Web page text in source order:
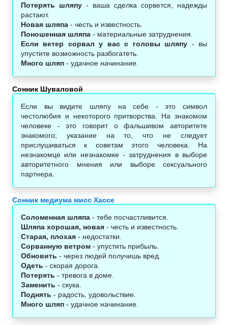
Потерять шляпу - ваша сделка сорвется, надежды
растают.
Новая шляпа - честь и известность.
Поношенная шляпа - материальные затруднения.
Если ветер сорвал у вас с головы шляпу - вы
упустите возможность разбогатеть.
Много шляп - удачное начинание.
Сонник Шуваловой
Если вы видите шляпу на себе - это символ
честолюбия и некоторого притворства. На знакомом
человеке - это говорит о фальшивом авторитете
знакомого; указание на то, что не следует
прислушиваться к советам этого человека. На
незнакомце или незнакомке - затруднения в выборе
авторитетного мнения или выборе сексуального
партнера.
Сонник медиума мисс Хассе
Соломенная шляпа - тебе посчастливится.
Шляпа хорошая, новая - честь и известность.
Старая, плохая - недостатки.
Сорванную ветром - упустить прибыль.
Обновить - через людей получишь вред.
Одеть - скорая дорога.
Потерять - тревога в доме.
Заменить - скука.
Поднять - радость, удовольствие.
Много шляп - удачное начинание.